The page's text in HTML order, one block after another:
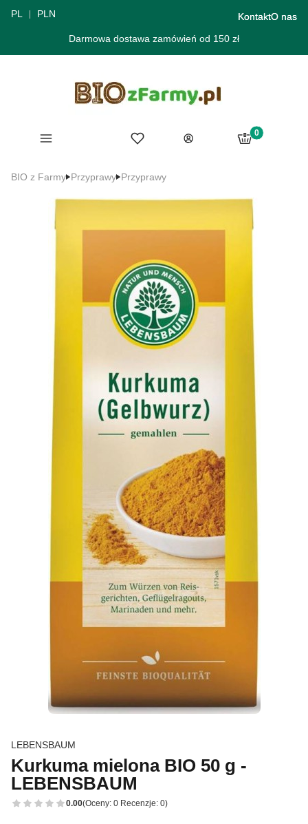
PL PLN KontaktO nas
Darmowa dostawa zamówień od 150 zł
Menu Ulubione
Zaloguj się
Produkty w
Koszyk
BIO z Farmy Przyprawy Przyprawy
LEBENSBAUM
Kurkuma mielona BIO 50 g -
LEBENSBAUM
0.00(Oceny: 0 Recenzje: 0)